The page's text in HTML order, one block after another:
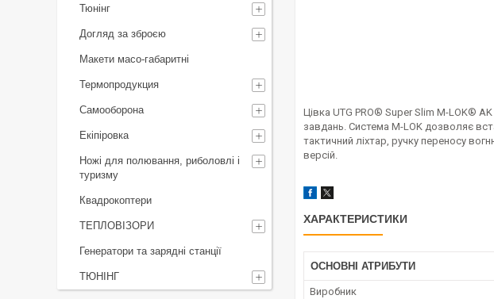
Цівка UTG PRO® Super Slim M-LOK®
завдань. Система M-LOK дозволяє
тактичний ліхтар, ручку переносу
версій.
ХАРАКТЕРИСТИКИ
ОСНОВНІ АТРИБУТИ
Виробник
Тюнінг
Догляд за зброєю
Макети масо-габаритні
Термопродукция
Самооборона
Екіпіровка
Ножі для полювання, риболовлі і
туризму
Квадрокоптери
ТЕПЛОВІЗОРИ
Генератори та зарядні станції
ТЮНІНГ